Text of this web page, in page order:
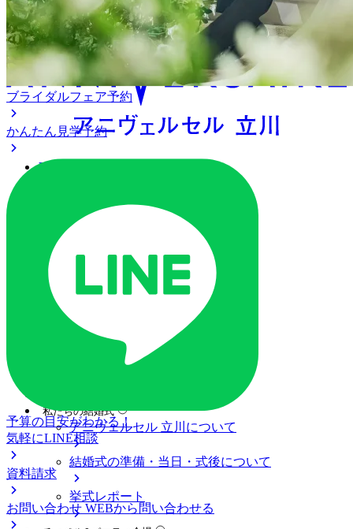
アニヴェルセル 立川
アクセス
ご列席の皆様へ
トピックス
ご予約・お問い合わせ
ブライダルフェア
ブライダルフェア一覧
ブライダルフェアの基礎知識
私たちの結婚式
アニヴェルセル 立川について
結婚式の準備・当日・式後について
挙式レポート
ブライダルフェア予約
かんたん見学予約
予算の目安がわかる！
気軽にLINE相談
資料請求
お問い合わせ WEBから問い合わせる